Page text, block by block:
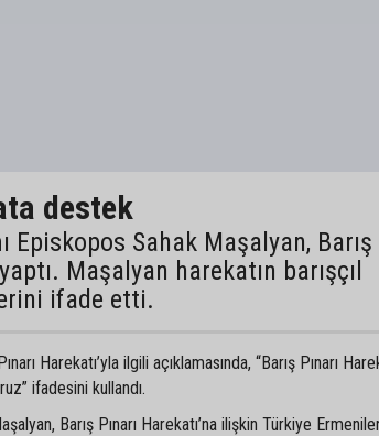
destek
Sahak Maşalyan, Barış
Maşalyan harekatın barışçıl
ifade etti.
Harekatı’yla ilgili açıklamasında, “Barış Pınarı
ifadesini kullandı.
Barış Pınarı Harekatı’na ilişkin Türkiye